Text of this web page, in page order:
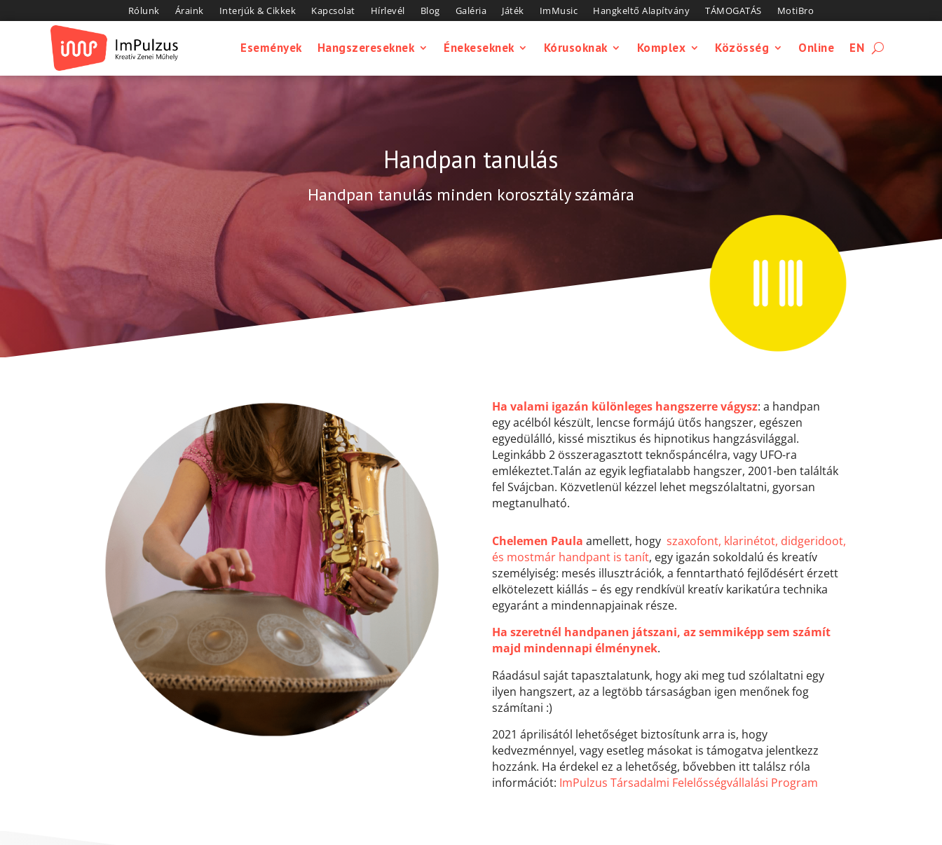
Rólunk Áraink Interjúk & Cikkek Kapcsolat Hírlevél Blog Galéria Játék ImMusic Hangkeltő Alapítvány TÁMOGATÁS MotiBro
Események Hangszereseknek Énekeseknek Kórusoknak Komplex Közösség Online EN
Handpan tanulás
Handpan tanulás minden korosztály számára
Ha valami igazán különleges hangszerre vágysz: a handpan
egy acélból készült, lencse formájú ütős hangszer, egészen
egyedülálló, kissé misztikus és hipnotikus hangzásvilággal.
Leginkább 2 összeragasztott teknőspáncélra, vagy UFO-ra
emlékeztet.Talán az egyik legfiatalabb hangszer, 2001-ben találták
fel Svájcban. Közvetlenül kézzel lehet megszólaltatni, gyorsan
megtanulható.
Chelemen Paula amellett, hogy szaxofont, klarinétot, didgeridoot,
és mostmár handpant is tanít, egy igazán sokoldalú és kreatív
személyiség: mesés illusztrációk, a fenntartható fejlődésért érzett
elkötelezett kiállás – és egy rendkívül kreatív karikatúra technika
egyaránt a mindennapjainak része.
Ha szeretnél handpanen játszani, az semmiképp sem számít
majd mindennapi élménynek.
Ráadásul saját tapasztalatunk, hogy aki meg tud szólaltatni egy
ilyen hangszert, az a legtöbb társaságban igen menőnek fog
számítani :)
2021 áprilisától lehetőséget biztosítunk arra is, hogy
kedvezménnyel, vagy esetleg másokat is támogatva jelentkezz
hozzánk. Ha érdekel ez a lehetőség, bővebben itt találsz róla
információt: ImPulzus Társadalmi Felelősségvállalási Program